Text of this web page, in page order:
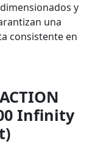
y
una
consistente en
Infinity